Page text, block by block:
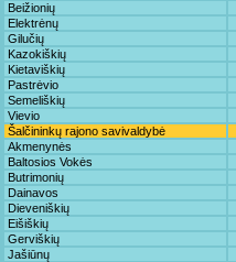
Beižionių
Elektrėnų
Gilučių
Kazokiškių
Kietaviškių
Pastrėvio
Semeliškių
Vievio
Šalčininkų rajono savivaldybė
Akmenynės
Baltosios Vokės
Butrimonių
Dainavos
Dieveniškių
Eišiškių
Gerviškių
Jašiūnų